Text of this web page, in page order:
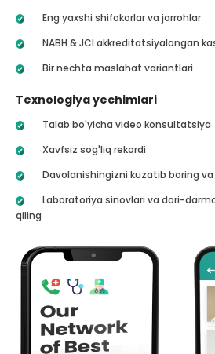
Eng yaxshi shifokorlar va jarrohlar
NABH & JCI akkreditatsiyalangan
Bir nechta maslahat variantlari
Texnologiya yechimlari
Talab bo'yicha video konsultatsiya
Xavfsiz sog'liq rekordi
Davolanishingizni kuzatib boring
Laboratoriya sinovlari va dori-
qiling